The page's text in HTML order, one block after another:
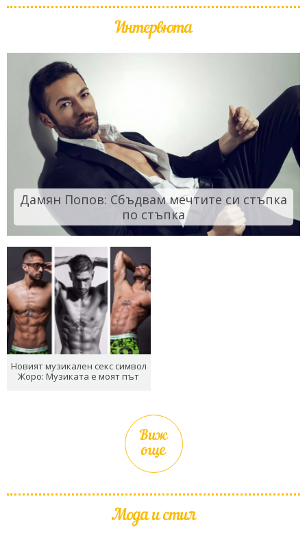
Интервюта
Дамян Попов: Сбъдвам мечтите си стъпка
по стъпка
Новият музикален секс символ
Жоро: Музиката е моят път
Виж
още
Мода и стил